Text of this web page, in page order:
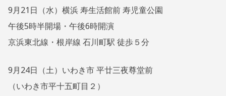
9月21日（水）横浜 寿生活館前 寿児童公園
午後5時半開場・午後6時開演
京浜東北線・根岸線 石川町駅 徒歩５分
9月24日（土）いわき市 平廿三夜尊堂前
（いわき市平十五町目２）